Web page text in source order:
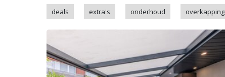
deals extra's onderhoud overkapping